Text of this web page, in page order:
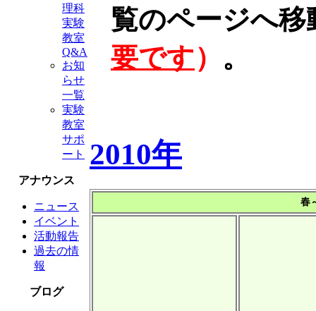
理科
実験
教室
Q&A
お知
らせ
一覧
実験
教室
サポ
ート
アナウンス
ニュース
イベント
活動報告
過去の情
報
ブログ
覧のページへ移
要です） 。
2010年
春